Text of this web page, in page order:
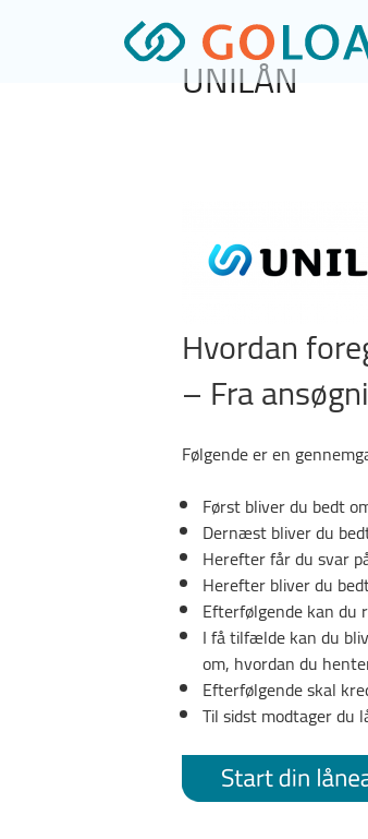
UNILÅN
Hvordan
– Fra
Følgende er en
Først bliver du bedt
Dernæst bliver du
Herefter får du svar
Herefter bliver du
Efterfølgende kan du
I få tilfælde kan du
om, hvordan du
Efterfølgende skal
Til sidst modtager du